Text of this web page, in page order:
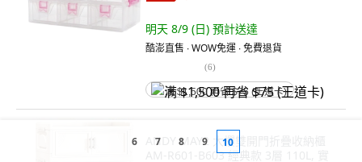
明天 8/9 (日) 預計送達
酷澎直售 ∙ WOW免運 ∙ 免費退貨
(6)
满 $1,500 再省 $75 (王道卡)
ANDY MAY2 大櫻雙開門折疊收納櫃
AM-R601-B603 經典款 3層 110L, 實
6 7 8 9 10